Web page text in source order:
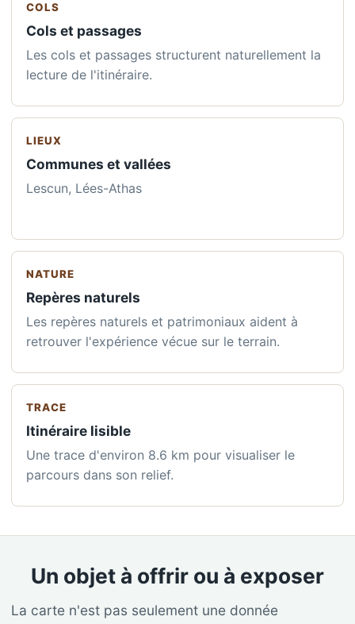
COLS
Cols et passages
Les cols et passages structurent naturellement la
lecture de l'itinéraire.
LIEUX
Communes et vallées
Lescun, Lées-Athas
NATURE
Repères naturels
Les repères naturels et patrimoniaux aident à
retrouver l'expérience vécue sur le terrain.
TRACE
Itinéraire lisible
Une trace d'environ 8.6 km pour visualiser le
parcours dans son relief.
Un objet à offrir ou à exposer
La carte n'est pas seulement une donnée